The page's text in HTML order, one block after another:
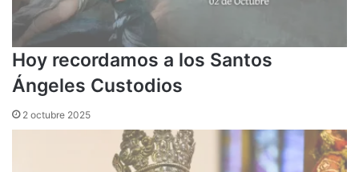
Hoy recordamos a los Santos
Ángeles Custodios
2 octubre 2025